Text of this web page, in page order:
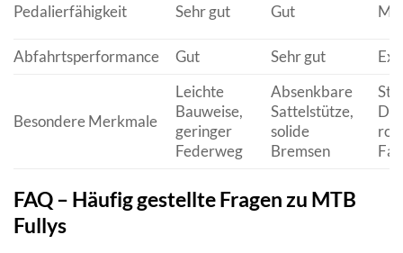
Pedalierfähigkeit Sehr gut Gut
Abfahrtsperformance Gut Sehr gut
Besondere Merkmale
Leichte
Bauweise,
geringer
Federweg
Absenkbare
Sattelstütze,
solide
Bremsen
FAQ – Häufig gestellte Fragen zu MTB
Fullys